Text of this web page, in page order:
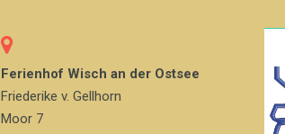
Ferienhof Wisch an der Ostsee
Friederike v. Gellhorn
Moor 7